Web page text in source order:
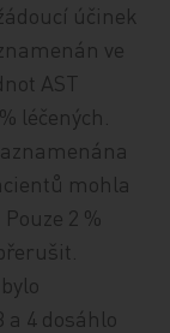
účinek
ve
AST
léčených.
mohla
2 %
a 4 dosáhlo